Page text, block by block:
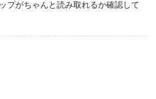
プがちゃんと読み取れるか確認して